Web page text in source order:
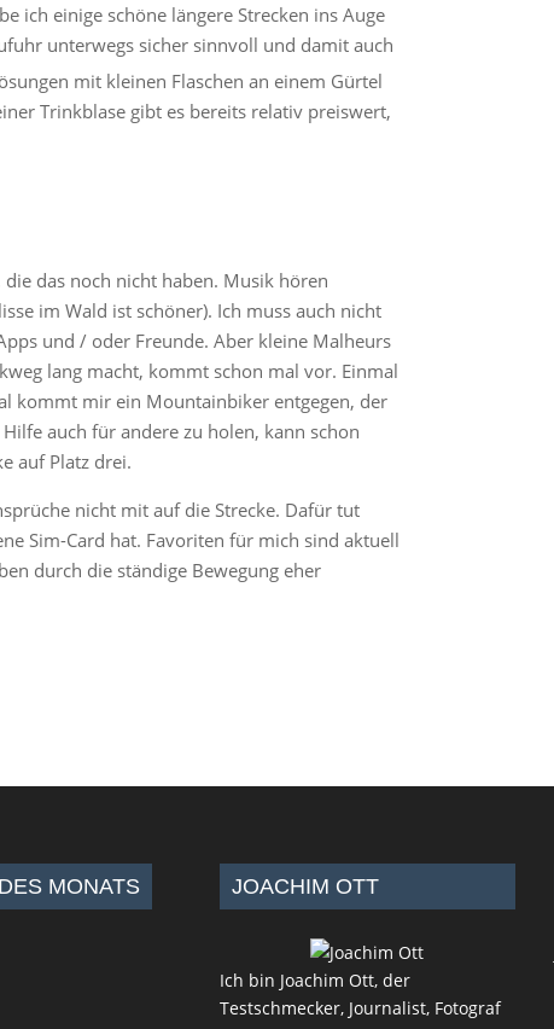
ich einige schöne längere Strecken ins Auge
unterwegs sicher sinnvoll und damit auch
mit kleinen Flaschen an einem Gürtel
Trinkblase gibt es bereits relativ preiswert,
das noch nicht haben. Musik hören
im Wald ist schöner). Ich muss auch nicht
und / oder Freunde. Aber kleine Malheurs
lang macht, kommt schon mal vor. Einmal
kommt mir ein Mountainbiker entgegen, der
auch für andere zu holen, kann schon
auf Platz drei.
nicht mit auf die Strecke. Dafür tut
Sim-Card hat. Favoriten für mich sind aktuell
durch die ständige Bewegung eher
MONATS JOACHIM OTT
Ich bin Joachim Ott, der
Testschmecker, Journalist, Fotograf